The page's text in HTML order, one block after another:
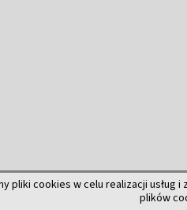
pliki cookies w celu realizacji usług i
plików